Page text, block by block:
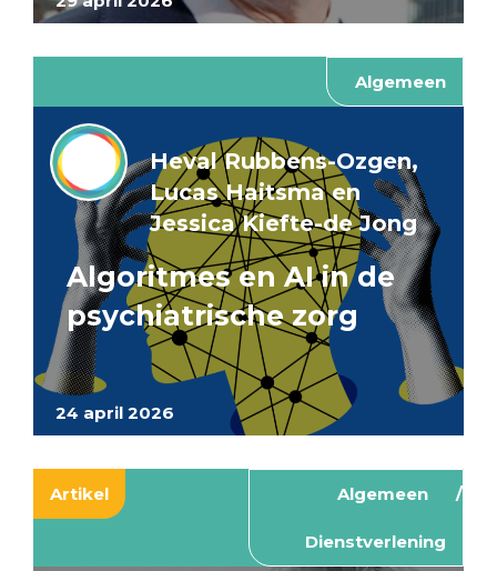
Algemeen
24 april 2026
Heval Rubbens-Ozgen,
Lucas Haitsma en
Jessica Kiefte-de Jong
Algoritmes en AI in de
psychiatrische zorg
Artikel Algemeen
Dienstverlening